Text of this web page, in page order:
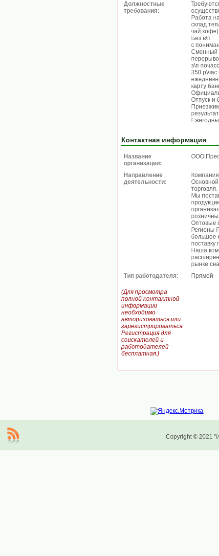
Должностные
требования:
Работа
склад
чай,кофе)
Без в\п
с
Сменный
з\п
350 р\час
карту
Отпуск и
Контактная информация
Название
организации:
ООО
Направление
деятельности:
торговля.
Мы
Оптовые
Регионы
большое
поставку
Наша
рынке
Тип работодателя:
Прямой
(Для просмотра
полной контактной
информации
необходимо
авторизоваться или
зарегистрироваться.
Регистрация для
соискателей и
работодателей -
бесплатная.)
Copyright © 2021